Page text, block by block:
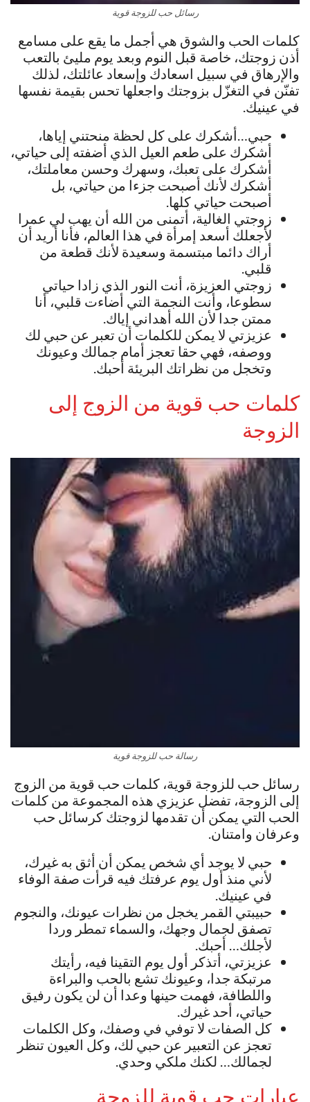
رسائل حب للزوجة قوية
كلمات الحب والشوق هي أجمل ما يقع على مسامع
أذن زوجتك، خاصة قبل النوم وبعد يوم مليئ بالتعب
والإرهاق في سبيل اسعادك وإسعاد عائلتك، لذلك
تفنّن في التغزّل بزوجتك واجعلها تحس بقيمة نفسها
في عينيك.
حبي…أشكرك على كل لحظة منحتني إياها،
أشكرك على طعم العيل الذي أضفته إلى حياتي،
أشكرك على تعبك، وسهرك وحسن معاملتك،
أشكرك لأنك أصبحت جزءا من حياتي، بل
أصبحت حياتي كلها.
زوجتي الغالية، أتمنى من الله أن يهب لي عمرا
لأجعلك أسعد إمرأة في هذا العالم، فأنا أريد أن
أراك دائما مبتسمة وسعيدة لأنك قطعة من
قلبي.
زوجتي العزيزة، أنت النور الذي زادا حياتي
سطوعا، وأنت النجمة التي أضاءت قلبي، أنا
ممتن جدا لأن الله أهداني إياك.
عزيزتي لا يمكن للكلمات أن تعبر عن حبي لك
ووصفه، فهي حقا تعجز أمام جمالك وعيونك
وتخجل من نظراتك البريئة أحبك.
كلمات حب قوية من الزوج إلى
الزوجة
رسالة حب للزوجة قوية
رسائل حب للزوجة قوية، كلمات حب قوية من الزوج
إلى الزوجة، تفضل عزيزي هذه المجموعة من كلمات
الحب التي يمكن أن تقدمها لزوجتك كرسائل حب
وعرفان وامتنان.
حبي لا يوجد أي شخص يمكن أن أثق به غيرك،
لأني منذ أول يوم عرفتك فيه قرأت صفة الوفاء
في عينيك.
حبيبتي القمر يخجل من نظرات عيونك، والنجوم
تصفق لجمال وجهك، والسماء تمطر وردا
لأجلك… أحبك.
عزيزتي، أتذكر أول يوم التقينا فيه، رأيتك
مرتبكة جدا، وعيونك تشع بالحب والبراءة
واللطافة، فهمت حينها وعدا أن لن يكون رفيق
حياتي، أحد غيرك.
كل الصفات لا توفي في وصفك، وكل الكلمات
تعجز عن التعبير عن حبي لك، وكل العيون تنظر
لجمالك… لكنك ملكي وحدي.
عبارات حب قوية للزوجة